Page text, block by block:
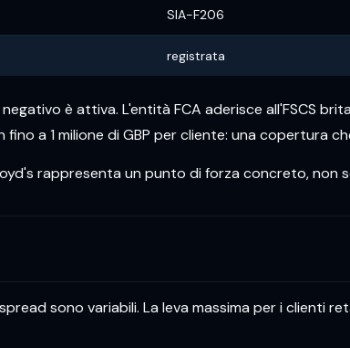
SIA-F206
registrata
è attiva. L'entità FCA aderisce all'FSCS
a 1 milione di GBP per cliente: una copertura
rappresenta un punto di forza concreto, non
sono variabili. La leva massima per i clienti